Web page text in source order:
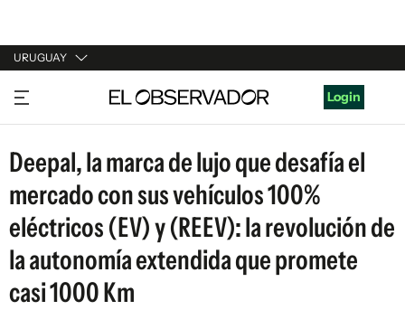
URUGUAY
URUGUAY
ARGENTINA
ESPAÑA
ESTADOS UNIDOS
Login
Deepal, la marca de lujo que desafía el
mercado con sus vehículos 100%
eléctricos (EV) y (REEV): la revolución de
la autonomía extendida que promete
casi 1000 Km